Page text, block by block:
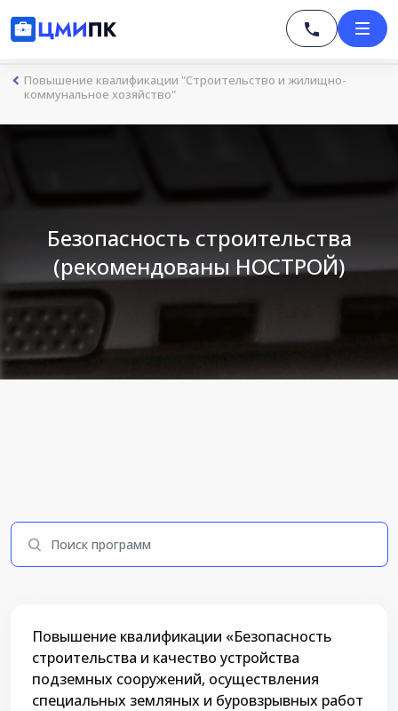
Повышение квалификации "Строительство и жилищно-
коммунальное хозяйство"
Безопасность строительства
(рекомендованы НОСТРОЙ)
Повышение квалификации «Безопасность
строительства и качество устройства
подземных сооружений, осуществления
специальных земляных и буровзрывных работ